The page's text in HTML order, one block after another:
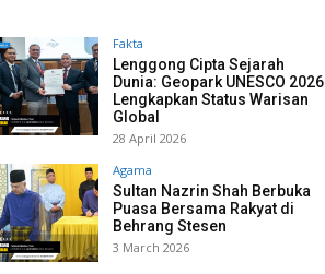
Fakta
Lenggong Cipta Sejarah
Dunia: Geopark UNESCO 2026
Lengkapkan Status Warisan
Global
28 April 2026
Agama
Sultan Nazrin Shah Berbuka
Puasa Bersama Rakyat di
Behrang Stesen
3 March 2026